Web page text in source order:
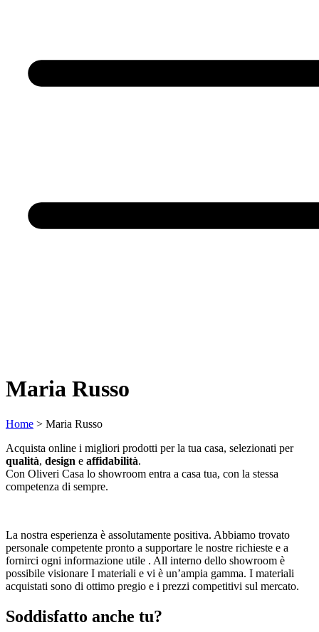
Maria Russo
Home > Maria Russo
Acquista online i migliori prodotti per la tua casa, selezionati per
qualità, design e affidabilità.
Con Oliveri Casa lo showroom entra a casa tua, con la stessa
competenza di sempre.
La nostra esperienza è assolutamente positiva. Abbiamo trovato
personale competente pronto a supportare le nostre richieste e a
fornirci ogni informazione utile . All interno dello showroom è
possibile visionare I materiali e vi è un’ampia gamma. I materiali
acquistati sono di ottimo pregio e i prezzi competitivi sul mercato.
Soddisfatto anche tu?